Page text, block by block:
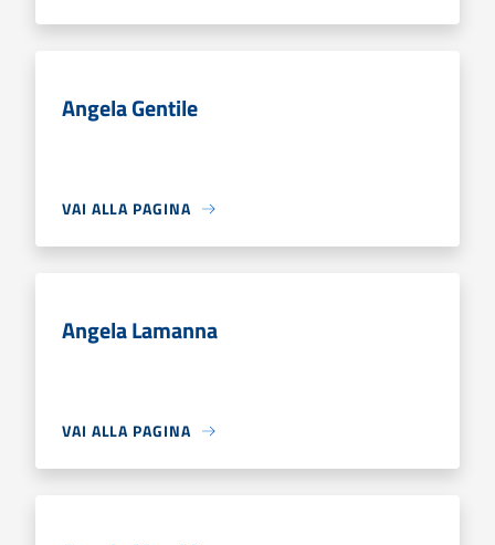
Angela Gentile
VAI ALLA PAGINA
Angela Lamanna
VAI ALLA PAGINA